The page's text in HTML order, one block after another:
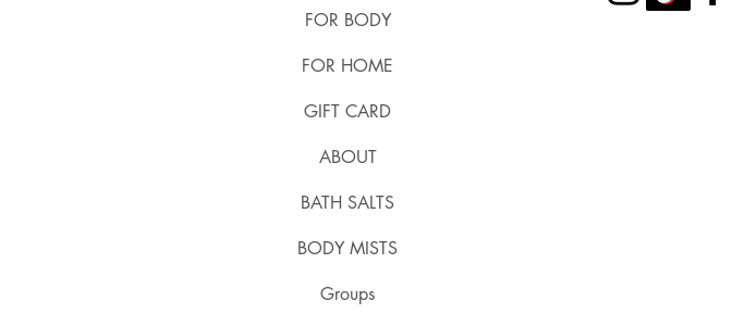
FOR BODY
FOR HOME
GIFT CARD
ABOUT
BATH SALTS
BODY MISTS
Groups